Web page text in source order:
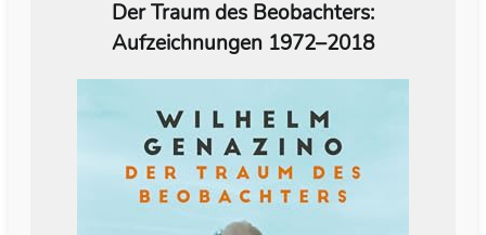
Der Traum des Beobachters:
Aufzeichnungen 1972–2018